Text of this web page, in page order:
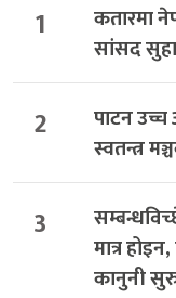
1
कतारमा
सांसद
2
पाटन
स्वतन्त्र
3
मात्र
कानुनी